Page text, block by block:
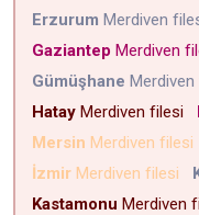
Erzurum Merdiven
Gaziantep Merdiven
Gümüşhane
Hatay Merdiven filesi
Mersin Merdiven filesi
İzmir Merdiven filesi
Kastamonu Merdiven